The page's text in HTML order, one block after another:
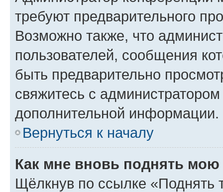
требуют предварительного
Возможно также, что
пользователей, сообщения
быть предварительно
свяжитесь с
дополнительной информации.
Вернуться к началу
Как мне вновь поднять мою
Щёлкнув по ссылке «Поднять